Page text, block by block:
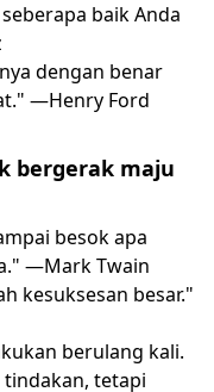
baik Anda
dengan benar
—Henry Ford
bergerak maju
besok apa
—Mark Twain
kesuksesan besar."
berulang kali.
tetapi